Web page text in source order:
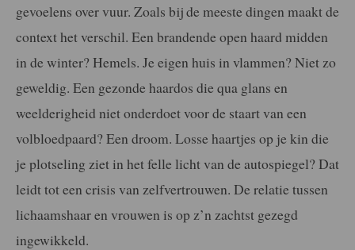
gevoelens over vuur. Zoals bij de meeste dingen maakt de
context het verschil. Een brandende open haard midden
in de winter? Hemels. Je eigen huis in vlammen? Niet zo
geweldig. Een gezonde haardos die qua glans en
weelderigheid niet onderdoet voor de staart van een
volbloedpaard? Een droom. Losse haartjes op je kin die
je plotseling ziet in het felle licht van de autospiegel? Dat
leidt tot een crisis van zelfvertrouwen. De relatie tussen
lichaamshaar en vrouwen is op z’n zachtst gezegd
ingewikkeld.